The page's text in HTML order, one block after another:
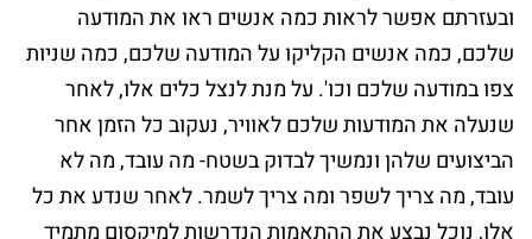
ובעזרתם אפשר לראות כמה אנשים ראו את המודעה
שלכם, כמה אנשים הקליקו על המודעה שלכם, כמה שניות
צפו במודעה שלכם וכו'. על מנת לנצל כלים אלו, לאחר
שנעלה את המודעות שלכם לאוויר, נעקוב כל הזמן אחר
הביצועים שלהן ונמשיך לבדוק בשטח- מה עובד, מה לא
עובד, מה צריך לשפר ומה צריך לשמר. לאחר שנדע את כל
אלו, נוכל נבצע את ההתאמות הנדרשות למיקסום מתמיד